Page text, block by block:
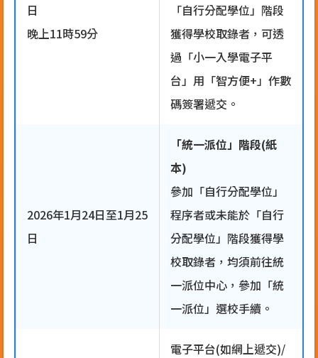
日
晚上11時59分
「自行分配學位」階段
獲得學校取錄者，可透
過「小一入學電子平
台」用「智方便+」作數
碼簽署遞交。
2026年1月24日至1月25
日
「統一派位」階段(紙
本)
參加「自行分配學位」
程序者或未能於「自行
分配學位」階段獲得學
校取錄者，均須前往統
一派位中心，參加「統
一派位」選校手續。
電子平台(如網上遞交)/